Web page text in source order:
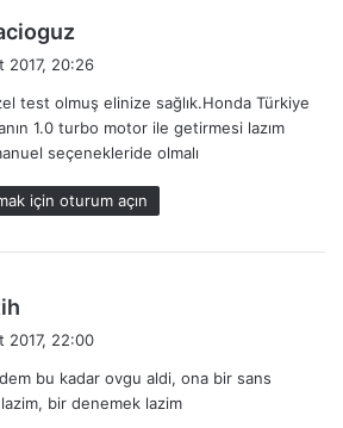
e
i
k
i
:
2017, 20:26
test olmuş elinize sağlık.Honda Türkiye
1.0 turbo motor ile getirmesi lazım
seçenekleride olmalı
için oturum açın
e
i
k
2017, 22:00
bu kadar ovgu aldi, ona bir sans
bir denemek lazim